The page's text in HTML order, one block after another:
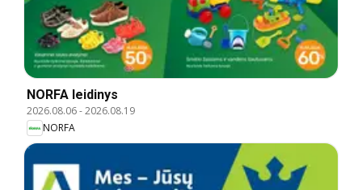
NORFA leidinys
2026.08.06-2026.08.19
NORFA